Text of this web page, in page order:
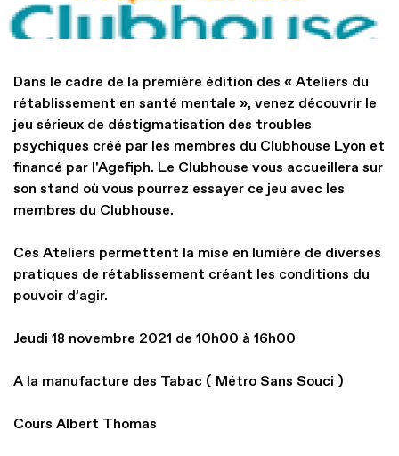
Dans le cadre de la première édition des « Ateliers du
rétablissement en santé mentale », venez découvrir le
jeu sérieux de déstigmatisation des troubles
psychiques créé par les membres du Clubhouse Lyon et
financé par l'Agefiph. Le Clubhouse vous accueillera sur
son stand où vous pourrez essayer ce jeu avec les
membres du Clubhouse.
Ces Ateliers permettent la mise en lumière de diverses
pratiques de rétablissement créant les conditions du
pouvoir d’agir.
Jeudi 18 novembre 2021 de 10h00 à 16h00
A la manufacture des Tabac ( Métro Sans Souci )
Cours Albert Thomas